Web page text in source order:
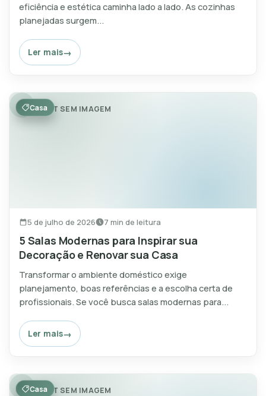
eficiência e estética caminha lado a lado. As cozinhas
planejadas surgem...
Ler mais
POST SEM IMAGEM
Casa
5 de julho de 2026 7 min de leitura
5 Salas Modernas para Inspirar sua
Decoração e Renovar sua Casa
Transformar o ambiente doméstico exige
planejamento, boas referências e a escolha certa de
profissionais. Se você busca salas modernas para...
Ler mais
POST SEM IMAGEM
Casa